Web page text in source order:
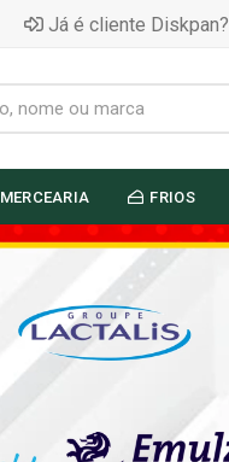
Já é cliente
MERCEARIA FRIOS